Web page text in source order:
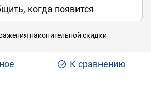
когда появится
накопительной скидки
К сравнению